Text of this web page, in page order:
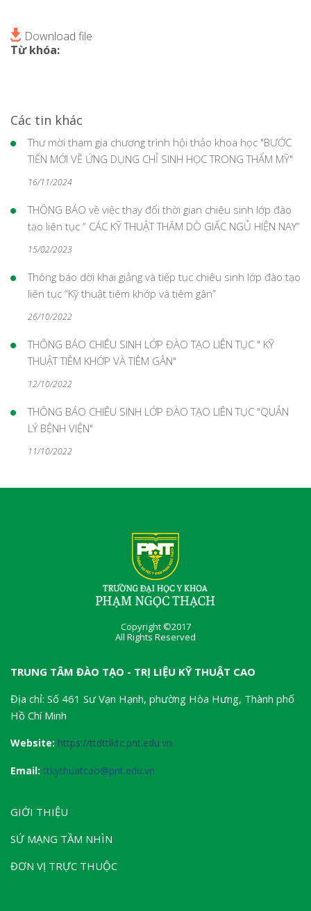
Download file
Từ khóa:
Các tin khác
Thư mời tham gia chương trình hội thảo khoa học "BƯỚC
TIẾN MỚI VỀ ỨNG DỤNG CHỈ SINH HỌC TRONG THẨM MỸ"
16/11/2024
THÔNG BÁO về việc thay đổi thời gian chiêu sinh lớp đào
tạo liên tục “ CÁC KỸ THUẬT THĂM DÒ GIẤC NGỦ HIỆN NAY”
15/02/2023
Thông báo dời khai giảng và tiếp tục chiêu sinh lớp đào tạo
liên tục “Kỹ thuật tiêm khớp và tiêm gân”
26/10/2022
THÔNG BÁO CHIÊU SINH LỚP ĐÀO TẠO LIÊN TỤC " KỸ
THUẬT TIÊM KHỚP VÀ TIÊM GÂN"
12/10/2022
THÔNG BÁO CHIÊU SINH LỚP ĐÀO TẠO LIÊN TỤC "QUẢN
LÝ BỆNH VIỆN"
11/10/2022
Copyright ©2017
All Rights Reserved
TRUNG TÂM ĐÀO TẠO - TRỊ LIỆU KỸ THUẬT CAO
Địa chỉ: Số 461 Sư Vạn Hạnh, phường Hòa Hưng, Thành phố
Hồ Chí Minh
Website: https://ttdttlktc.pnt.edu.vn
Email: ttkythuatcao@pnt.edu.vn
GIỚI THIỆU
SỨ MẠNG TẦM NHÌN
ĐƠN VỊ TRỰC THUỘC